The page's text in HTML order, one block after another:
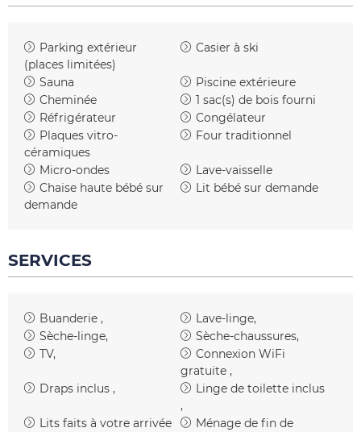
Parking extérieur
(places limitées)
Casier à ski
Sauna
Piscine extérieure
Cheminée
1 sac(s) de bois fourni
Réfrigérateur
Congélateur
Plaques vitro-
céramiques
Four traditionnel
Micro-ondes
Lave-vaisselle
Chaise haute bébé sur
demande
Lit bébé sur demande
SERVICES
Buanderie
Lave-linge
Sèche-linge
Sèche-chaussures
TV
Connexion WiFi
gratuite
Draps inclus
Linge de toilette inclus
Lits faits à votre arrivée
Ménage de fin de